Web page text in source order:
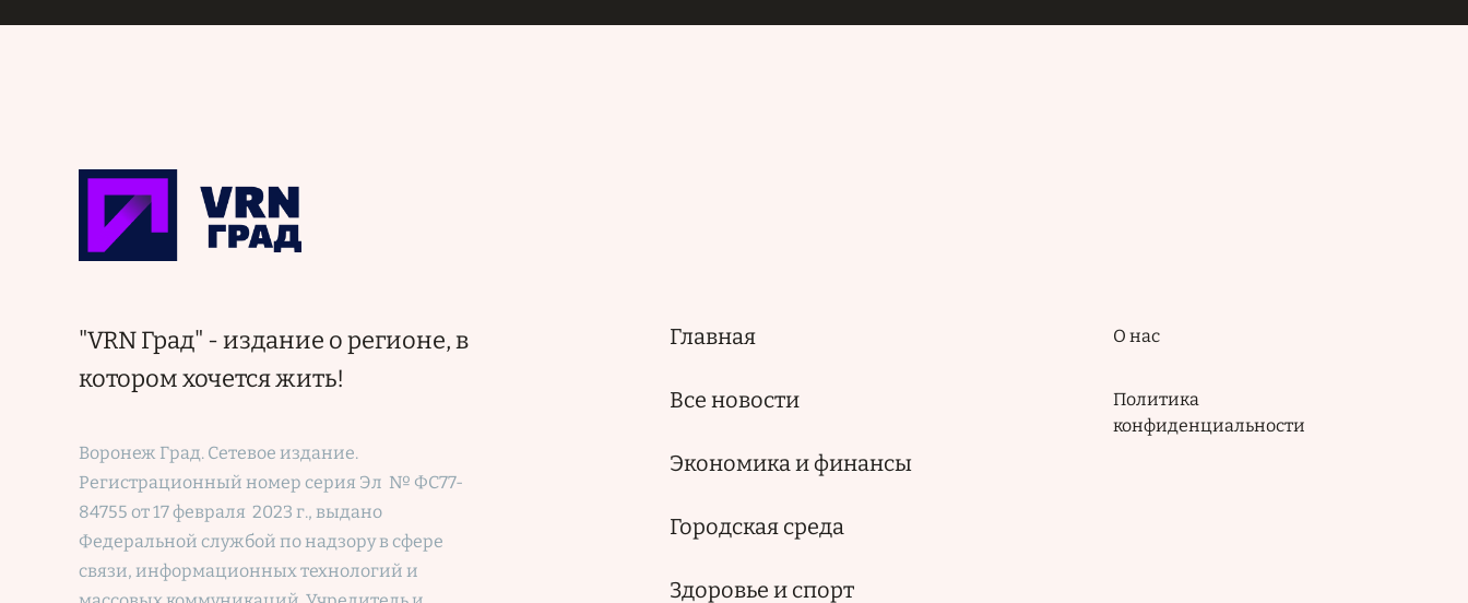
"VRN Град" - издание о регионе, в
котором хочется жить!
Воронеж Град. Сетевое издание.
Регистрационный номер серия Эл № ФС77-
84755 от 17 февраля 2023 г., выдано
Федеральной службой по надзору в сфере
связи, информационных технологий и
Основная
Главная
Все новости
Экономика и финансы
Городская среда
Здоровье и спорт
Подвал
О нас
Политика
конфиденциальности